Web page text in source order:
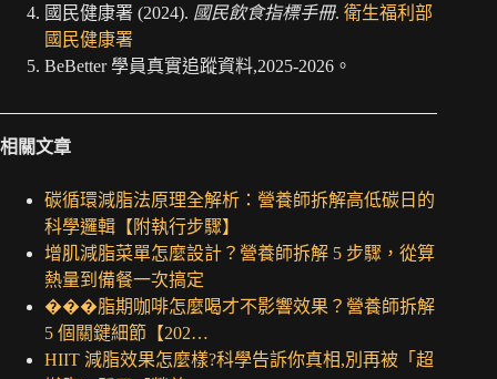
國民健康署 (2024). 國民飲食指標手冊. 衛生福利部
國民健康署
BeBetter 學員真實追蹤資料,2025-2026。
相關文章
碳循環減脂法原理全解析：營養師拆解高低碳日的
科學邏輯【附執行步驟】
增肌減脂菜單怎麼設計？營養師拆解 5 步驟，從算
熱量到備餐一次搞定
���脂期咖啡怎麼喝才不影響效果？營養師拆解
5 個關鍵細節【202…
HIIT 減脂效果怎麼樣?科學告訴你真相,別再被「超